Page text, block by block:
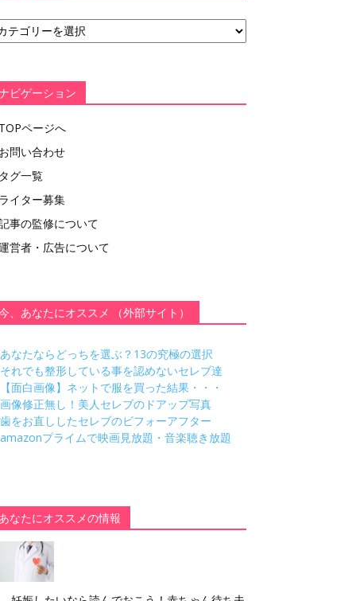
ビゲーション
TOPページへ
お問い合わせ
タグ一覧
ライター募集
事の監修について
営者・広告について
、あなたにオススメ （外部サイト）
あなたならどっちを選ぶ？13の究極の選択
それでも整形している事を認めないセレブ達
【面白画像】ネットで服を買った結果・・・
画像修正無し！美人セレブのドアップ写真
歯をお直ししたセレブのビフォーアフター
amazonプライムで映画見放題・音楽聴き放題
あなたにオススメの情報